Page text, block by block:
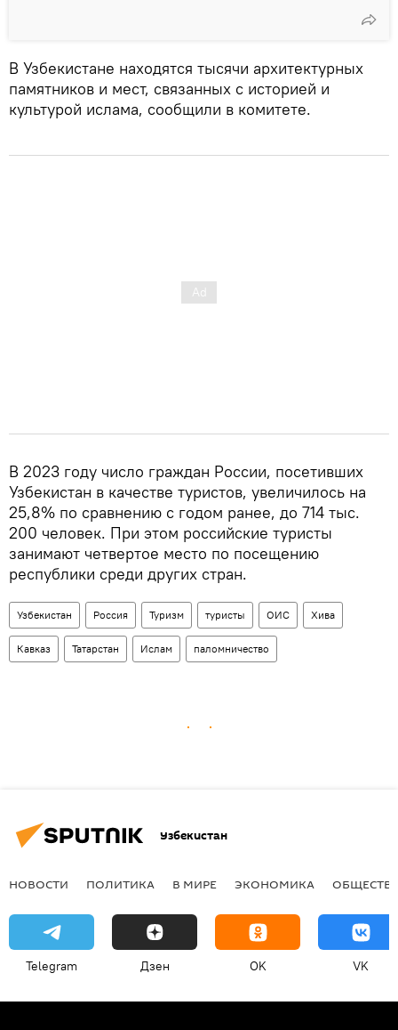
В Узбекистане находятся тысячи архитектурных
памятников и мест, связанных с историей и
культурой ислама, сообщили в комитете.
В 2023 году число граждан России, посетивших
Узбекистан в качестве туристов, увеличилось на
25,8% по сравнению с годом ранее, до 714 тыс.
200 человек. При этом российские туристы
занимают четвертое место по посещению
республики среди других стран.
Узбекистан Россия Туризм туристы ОИС Хива
Кавказ Татарстан Ислам паломничество
Узбекистан
НОВОСТИ ПОЛИТИКА В МИРЕ ЭКОНОМИКА
Telegram Дзен OK VK